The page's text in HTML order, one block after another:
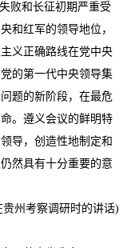
败和长征初期严重受
和红军的领导地位，
义正确路线在党中央
的第一代中央领导集
题的新阶段，在最危
。遵义会议的鲜明特
导，创造性地制定和
然具有十分重要的意
贵州考察调研时的讲话)